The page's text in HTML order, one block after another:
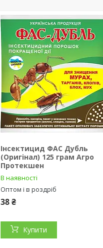
Інсектицид ФАС Дубль
(Оригінал) 125 грам Агро
Протекшен
В наявності
Оптом і в роздріб
38 ₴
Купити